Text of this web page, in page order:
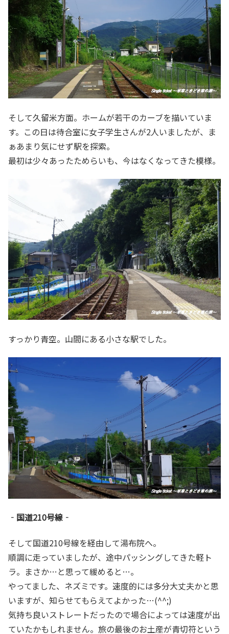
そして久留米方面。ホームが若干のカーブを描いていま
す。この日は待合室に女子学生さんが2人いましたが、ま
ぁあまり気にせず駅を探索。
最初は少々あったためらいも、今はなくなってきた模様。
すっかり青空。山間にある小さな駅でした。
‐国道210号線‐
そして国道210号線を経由して湯布院へ。
順調に走っていましたが、途中パッシングしてきた軽ト
ラ。まさか…と思って緩めると…。
やってました、ネズミです。速度的には多分大丈夫かと思
いますが、知らせてもらえてよかった…(^^;)
気持ち良いストレートだったので場合によっては速度が出
ていたかもしれません。旅の最後のお土産が青切符という